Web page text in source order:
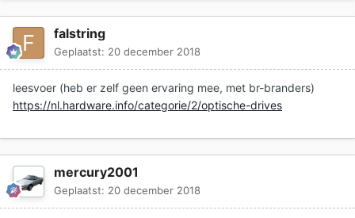
falstring
Geplaatst: 20 december 2018
leesvoer (heb er zelf geen ervaring mee, met br-branders)
https://nl.hardware.info/categorie/2/optische-drives
mercury2001
Geplaatst: 20 december 2018